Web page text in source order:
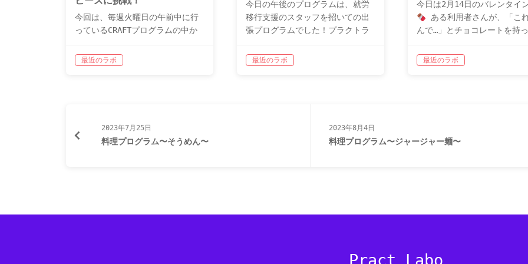
今回は、毎週火曜日の午前中に行
っているCRAFTプログラムの中か
す
好きな図案を選び、一つひと
つビーズを並べながら、少しずつ
最近のラボ
今日の午後のプログラムは、就労
移行支援のスタッフを招いての出
張プログラムでした！プラクトラ
は『仕事始めの豆知識』というも
の。仕事に挑戦したい時、知って
最近のラボ
今日は2月14日のバレンタイ
ある利用者さんが、「こ
んで…」とチョコレートを持
も、とても嬉しそうにされて
した
ポケモンのチョコレー
最近のラボ
2023年7月25日
料理プログラム〜そうめん〜
2023年8月4日
料理プログラム〜ジャージャー麺〜
Pract Labo